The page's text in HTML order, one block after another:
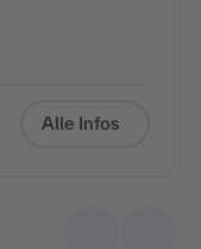
Alle Infos